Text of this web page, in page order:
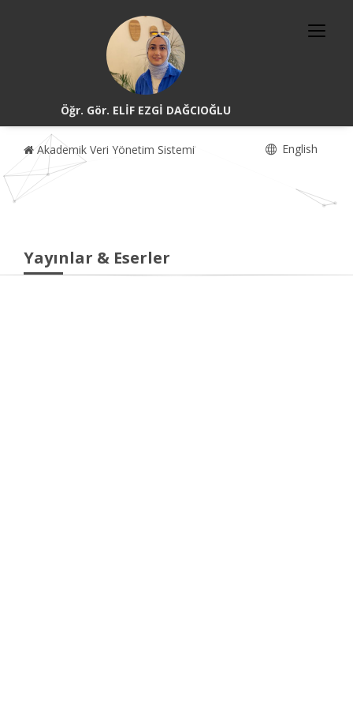
Öğr. Gör. ELİF EZGİ DAĞCIOĞLU
Akademik Veri Yönetim Sistemi English
Yayınlar & Eserler